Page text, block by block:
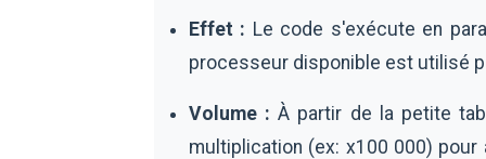
Effet : Le code s'exécute en
processeur disponible est utilisé
Volume : À partir de la petite
multiplication (ex: x100 000)